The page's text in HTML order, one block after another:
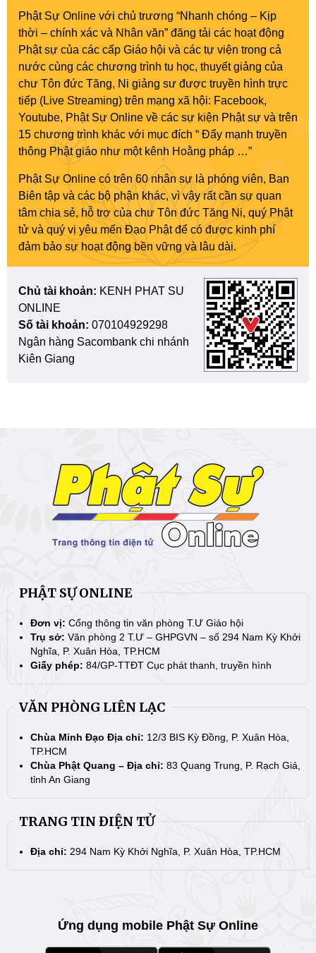
Phật Sự Online với chủ trương “Nhanh chóng – Kịp
thời – chính xác và Nhân văn” đăng tải các hoạt động
Phật sự của các cấp Giáo hội và các tự viện trong cả
nước cùng các chương trình tu học, thuyết giảng của
chư Tôn đức Tăng, Ni giảng sư được truyền hình trực
tiếp (Live Streaming) trên mạng xã hội: Facebook,
Youtube, Phật Sự Online về các sự kiện Phật sự và trên
15 chương trình khác với mục đích “ Đẩy mạnh truyền
thông Phật giáo như một kênh Hoằng pháp …”
Phật Sự Online có trên 60 nhân sự là phóng viên, Ban
Biên tập và các bộ phận khác, vì vậy rất cần sự quan
tâm chia sẻ, hỗ trợ của chư Tôn đức Tăng Ni, quý Phật
tử và quý vị yêu mến Đạo Phật để có được kinh phí
đảm bảo sự hoạt động bền vững và lâu dài.
Chủ tài khoản: KENH PHAT SU
ONLINE
Số tài khoản: 070104929298
Ngân hàng Sacombank chi nhánh
Kiên Giang
PHẬT SỰ ONLINE
Đơn vị: Cổng thông tin văn phòng T.Ư Giáo hội
Trụ sở: Văn phòng 2 T.Ư – GHPGVN – số 294 Nam Kỳ Khởi
Nghĩa, P. Xuân Hòa, TP.HCM
Giấy phép: 84/GP-TTĐT Cục phát thanh, truyền hình
VĂN PHÒNG LIÊN LẠC
Chùa Minh Đạo Địa chỉ: 12/3 BIS Kỳ Đồng, P. Xuân Hòa,
TP.HCM
Chùa Phật Quang – Địa chỉ: 83 Quang Trung, P. Rạch Giá,
tỉnh An Giang
TRANG TIN ĐIỆN TỬ
Địa chỉ: 294 Nam Kỳ Khởi Nghĩa, P. Xuân Hòa, TP.HCM
Ứng dụng mobile Phật Sự Online